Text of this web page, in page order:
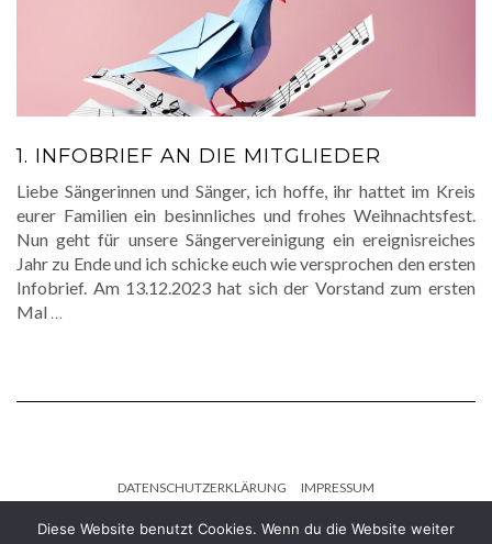
1. INFOBRIEF AN DIE MITGLIEDER
Liebe Sängerinnen und Sänger, ich hoffe, ihr hattet im Kreis
eurer Familien ein besinnliches und frohes Weihnachtsfest.
Nun geht für unsere Sängervereinigung ein ereignisreiches
Jahr zu Ende und ich schicke euch wie versprochen den ersten
Infobrief. Am 13.12.2023 hat sich der Vorstand zum ersten
Mal …
DATENSCHUTZERKLÄRUNG IMPRESSUM
Diese Website benutzt Cookies. Wenn du die Website weiter